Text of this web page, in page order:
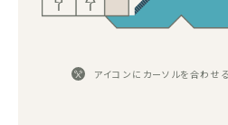
アイコンにカーソルを合わせ